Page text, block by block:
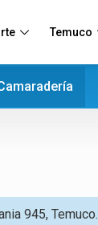
Temuco
945, Temuco.